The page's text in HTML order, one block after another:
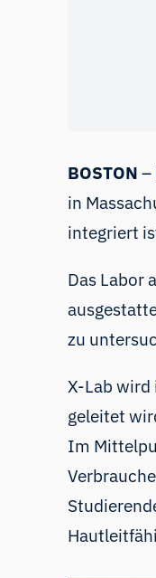
BOSTON –
in
integriert
Das Labor
zu
X-Lab wird
geleitet
Im